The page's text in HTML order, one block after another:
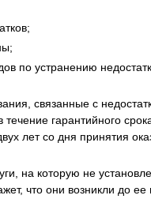
по устранению
связанные с
гарантийного
лет со дня принятия
на которую не
что они возникли до ее